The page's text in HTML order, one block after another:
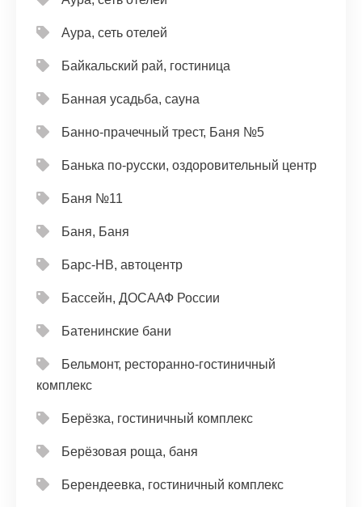
Аура, сеть отелей
Байкальский рай, гостиница
Банная усадьба, сауна
Банно-прачечный трест, Баня №5
Банька по-русски, оздоровительный центр
Баня №11
Баня, Баня
Барс-НВ, автоцентр
Бассейн, ДОСААФ России
Батенинские бани
Бельмонт, ресторанно-гостиничный
комплекс
Берёзка, гостиничный комплекс
Берёзовая роща, баня
Берендеевка, гостиничный комплекс